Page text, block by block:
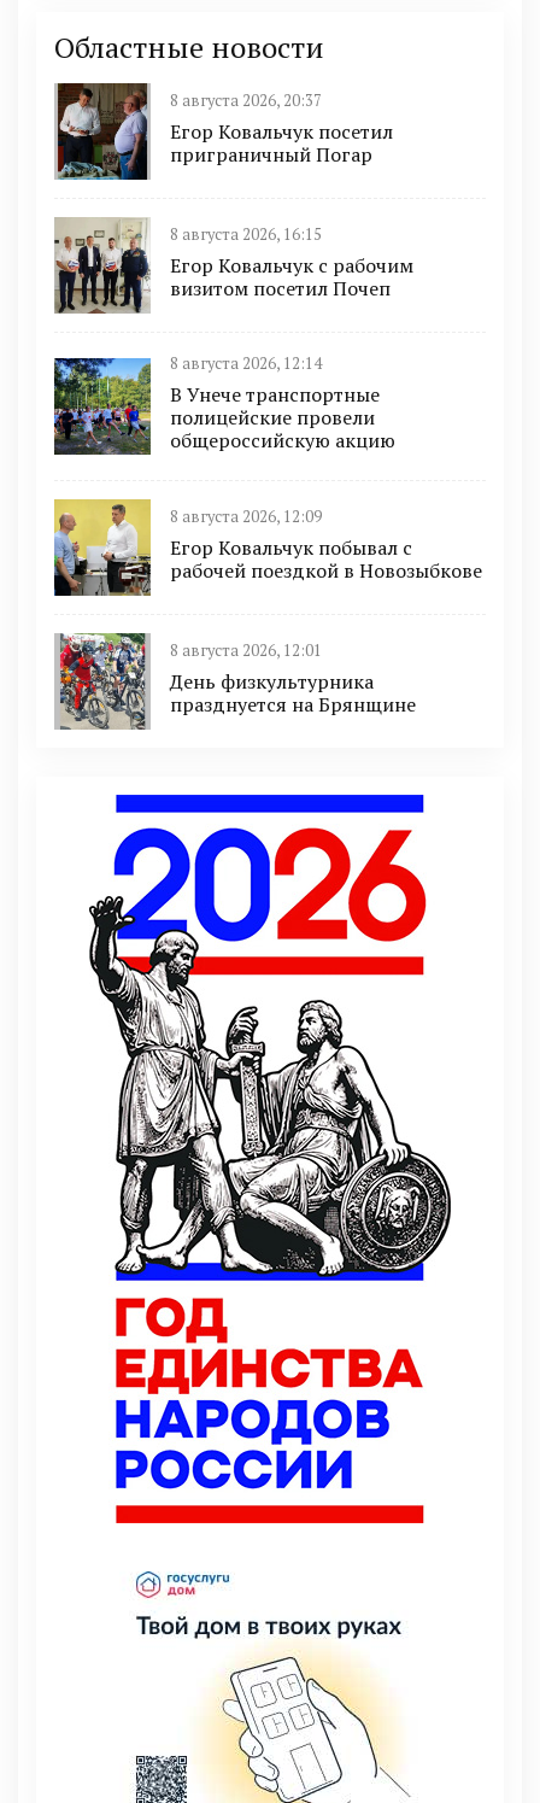
Областные новости
8 августа 2026, 20:37
Егор Ковальчук посетил
приграничный Погар
8 августа 2026, 16:15
Егор Ковальчук с рабочим
визитом посетил Почеп
8 августа 2026, 12:14
В Унече транспортные
полицейские провели
общероссийскую акцию
8 августа 2026, 12:09
Егор Ковальчук побывал с
рабочей поездкой в Новозыбкове
8 августа 2026, 12:01
День физкультурника
празднуется на Брянщине